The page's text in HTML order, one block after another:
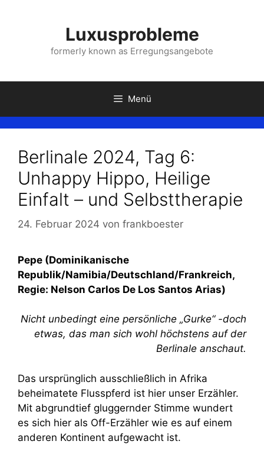
Luxusprobleme
formerly known as Erregungsangebote
Menü
Berlinale 2024, Tag 6:
Unhappy Hippo, Heilige
Einfalt – und Selbsttherapie
24. Februar 2024 von frankboester
Pepe (Dominikanische
Republik/Namibia/Deutschland/Frankreich,
Regie: Nelson Carlos De Los Santos Arias)
Nicht unbedingt eine persönliche „Gurke“ -doch
etwas, das man sich wohl höchstens auf der
Berlinale anschaut.
Das ursprünglich ausschließlich in Afrika
beheimatete Flusspferd ist hier unser Erzähler.
Mit abgrundtief gluggernder Stimme wundert
es sich hier als Off-Erzähler wie es auf einem
anderen Kontinent aufgewacht ist.